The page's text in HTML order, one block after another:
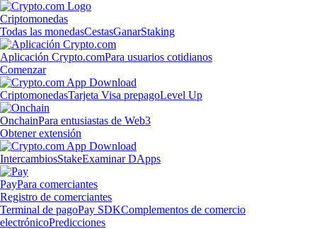
Criptomonedas
Todas las monedasCestasGanarStaking
Aplicación Crypto.comPara usuarios cotidianos
Comenzar
CriptomonedasTarjeta Visa prepagoLevel Up
OnchainPara entusiastas de Web3
Obtener extensión
IntercambiosStakeExaminar DApps
PayPara comerciantes
Registro de comerciantes
Terminal de pagoPay SDKComplementos de comercio
electrónicoPredicciones